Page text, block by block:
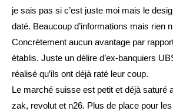
je sais pas si c’est juste moi mais le
daté. Beaucoup d’informations mais rien
Concrètement aucun avantage par
établis. Juste un délire d’ex-banquiers
réalisé qu’ils ont déjà raté leur coup.
Le marché suisse est petit et déjà saturé
zak, revolut et n26. Plus de place pour